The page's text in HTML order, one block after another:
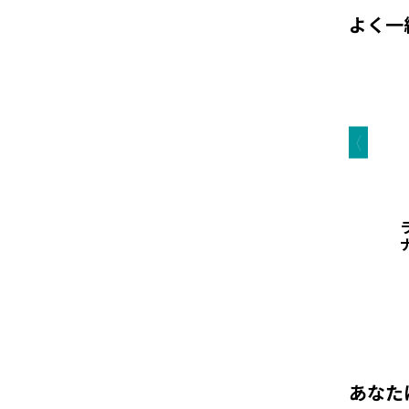
よく
あな